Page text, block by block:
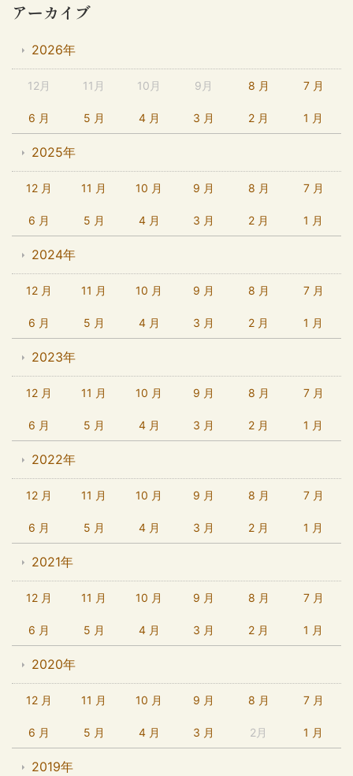
アーカイブ
2026年
12月 11月 10月 9月 8 月 7 月
6 月 5 月 4 月 3 月 2 月 1 月
2025年
12 月 11 月 10 月 9 月 8 月 7 月
6 月 5 月 4 月 3 月 2 月 1 月
2024年
12 月 11 月 10 月 9 月 8 月 7 月
6 月 5 月 4 月 3 月 2 月 1 月
2023年
12 月 11 月 10 月 9 月 8 月 7 月
6 月 5 月 4 月 3 月 2 月 1 月
2022年
12 月 11 月 10 月 9 月 8 月 7 月
6 月 5 月 4 月 3 月 2 月 1 月
2021年
12 月 11 月 10 月 9 月 8 月 7 月
6 月 5 月 4 月 3 月 2 月 1 月
2020年
12 月 11 月 10 月 9 月 8 月 7 月
6 月 5 月 4 月 3 月 2月 1 月
2019年